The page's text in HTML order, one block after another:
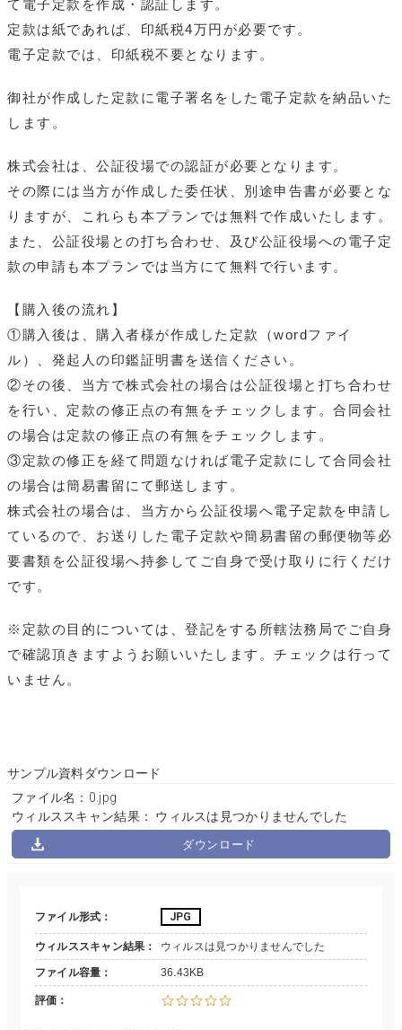
て電子定款を作成・認証します。
定款は紙であれば、印紙税4万円が必要です。
電子定款では、印紙税不要となります。
御社が作成した定款に電子署名をした電子定款を納品いた
します。
株式会社は、公証役場での認証が必要となります。
その際には当方が作成した委任状、別途申告書が必要とな
りますが、これらも本プランでは無料で作成いたします。
また、公証役場との打ち合わせ、及び公証役場への電子定
款の申請も本プランでは当方にて無料で行います。
【購入後の流れ】
①購入後は、購入者様が作成した定款（wordファイ
ル）、発起人の印鑑証明書を送信ください。
②その後、当方で株式会社の場合は公証役場と打ち合わせ
を行い、定款の修正点の有無をチェックします。合同会社
の場合は定款の修正点の有無をチェックします。
③定款の修正を経て問題なければ電子定款にして合同会社
の場合は簡易書留にて郵送します。
株式会社の場合は、当方から公証役場へ電子定款を申請し
ているので、お送りした電子定款や簡易書留の郵便物等必
要書類を公証役場へ持参してご自身で受け取りに行くだけ
です。
※定款の目的については、登記をする所轄法務局でご自身
で確認頂きますようお願いいたします。チェックは行って
いません。
サンプル資料ダウンロード
ファイル名：0.jpg
ウィルススキャン結果： ウィルスは見つかりませんでした
ダウンロード
ファイル形式 JPG
ウィルススキャン結果 ウィルスは見つかりませんでした
ファイル容量 36.43KB
評価